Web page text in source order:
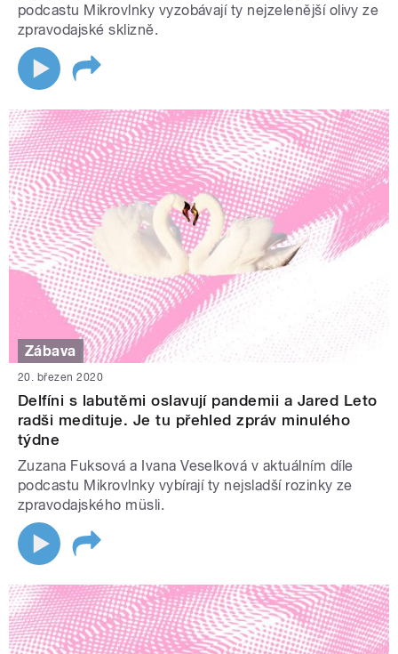
podcastu Mikrovlnky vyzobávají ty nejzelenější olivy ze
zpravodajské sklizně.
Zábava
20. březen 2020
Delfíni s labutěmi oslavují pandemii a Jared Leto
radši medituje. Je tu přehled zpráv minulého
týdne
Zuzana Fuksová a Ivana Veselková v aktuálním díle
podcastu Mikrovlnky vybírají ty nejsladší rozinky ze
zpravodajského müsli.